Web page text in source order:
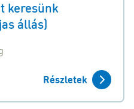
keresünk
állás)
Részletek